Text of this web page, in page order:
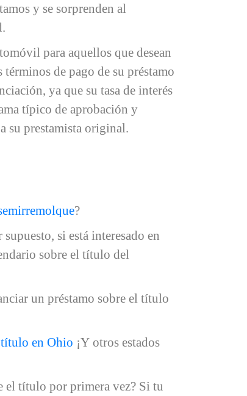
y se sorprenden al
para aquellos que desean
de pago de su préstamo
ya que su tasa de interés
típico de aprobación y
su prestamista original.
?
si está interesado en
sobre el título del
un préstamo sobre el título
título en Ohio ¡Y otros estados
el título por primera vez? Si tu